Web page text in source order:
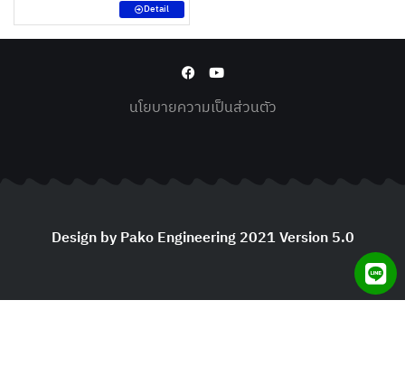
Detail
นโยบายความเป็นส่วนตัว
Design by Pako Engineering 2021 Version 5.0